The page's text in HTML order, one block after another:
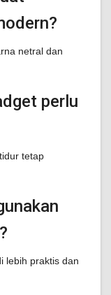
netral dan
perlu
tetap
lebih praktis dan